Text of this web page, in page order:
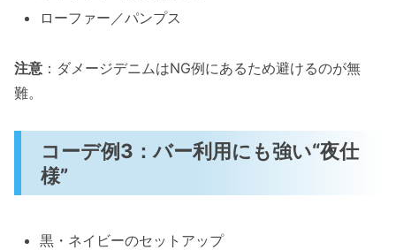
ローファー／パンプス
注意 ：ダメージデニムはNG例にあるため避けるのが無
難。
コーデ例3：バー利用にも強い“夜仕
様”
黒・ネイビーのセットアップ